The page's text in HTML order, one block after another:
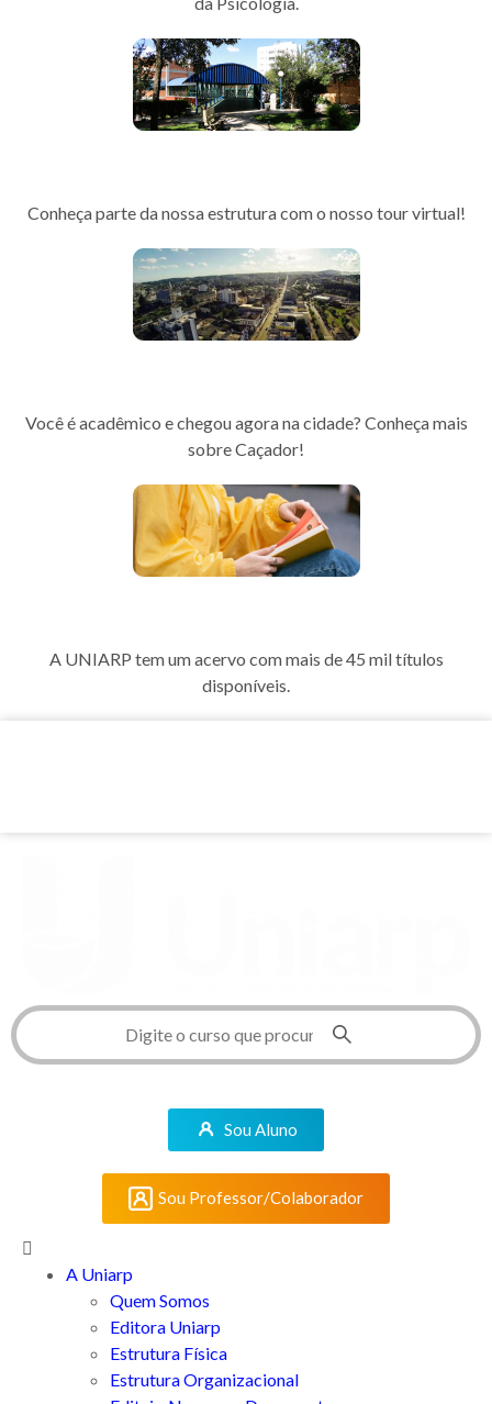
A UNIARP tem um acervo com mais de 45 mil títulos
disponíveis.
Você é acadêmico e chegou agora na cidade? Conheça mais
sobre Caçador!
Conheça parte da nossa estrutura com o nosso tour virtual!
Sou Aluno
Sou Professor/Colaborador
A Uniarp
Quem Somos
Editora Uniarp
Estrutura Física
Estrutura Organizacional